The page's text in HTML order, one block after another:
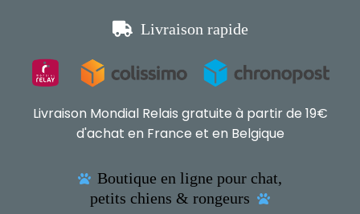
 Livraison rapide
Livraison Mondial Relais gratuite à partir de 19€
d'achat en France et en Belgique
 Boutique en ligne pour chat,
petits chiens & rongeurs
